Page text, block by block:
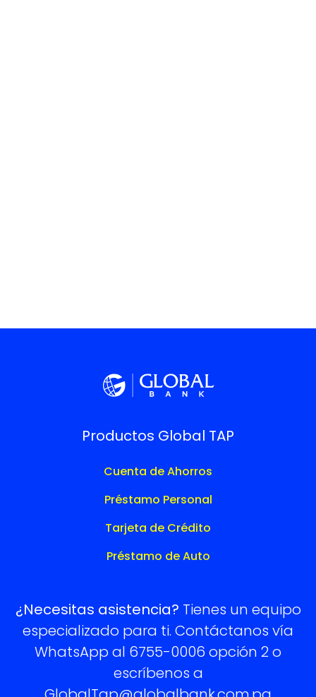
Productos Global TAP
Cuenta de Ahorros
Préstamo Personal
Tarjeta de Crédito
Préstamo de Auto
¿Necesitas asistencia? Tienes un equipo
especializado para ti. Contáctanos vía
WhatsApp al 6755-0006 opción 2 o
escríbenos a